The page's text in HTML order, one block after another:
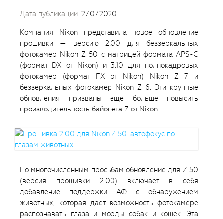
Дата публикации: 27.07.2020
Компания Nikon представила новое обновление
прошивки — версию 2.00 для беззеркальных
фотокамер Nikon Z 50 с матрицей формата APS-C
(формат DX от Nikon) и 3.10 для полнокадровых
фотокамер (формат FX от Nikon) Nikon Z 7 и
беззеркальных фотокамер Nikon Z 6. Эти крупные
обновления призваны еще больше повысить
производительность байонета Z от Nikon.
По многочисленным просьбам обновление для Z 50
(версия прошивки 2.00) включает в себя
добавление поддержки АФ с обнаружением
животных, которая дает возможность фотокамере
распознавать глаза и морды собак и кошек. Эта